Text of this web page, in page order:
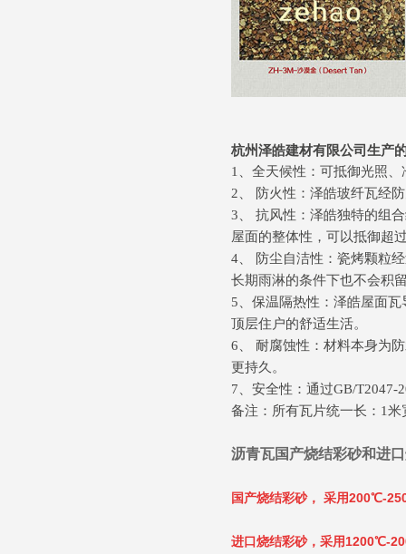
杭州泽皓建材有限公司生产
1、全天候性：可抵御光照
2、 防火性：泽皓玻纤瓦经
3、 抗风性：泽皓独特的组
屋面的整体性，可以抵御超
4、 防尘自洁性：瓷烤颗粒
长期雨淋的条件下也不会积
5、保温隔热性：泽皓屋面
顶层住户的舒适生活。
6、 耐腐蚀性：材料本身为
更持久。
7、安全性：通过GB/T2047-
备注：所有瓦片统一长：1米
沥青瓦国产烧结彩砂和进
国产烧结彩砂， 采用200℃-
进口烧结彩砂，采用1200℃-